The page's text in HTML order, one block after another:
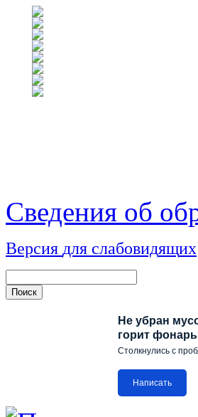
Сведения об
Версия для слабовидящих
Не убран
горит
Столкнулись с
Написать